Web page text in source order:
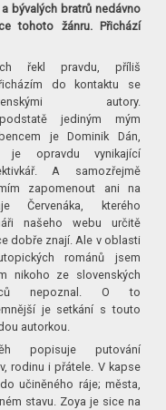
bývalých bratrů nedávno
tohoto žánru. Přichází
řekl pravdu, příliš
do kontaktu se
autory.
jediným mým
je Dominik Dán,
je opravdu vynikající
A samozřejmě
zapomenout ani na
Červenáka, kterého
našeho webu určitě
dobře znají. Ale v oblasti
románů jsem
nikoho ze slovenských
nepoznal. O to
je setkání s touto
autorkou.
popisuje putování
rodinu i přátele. V kapse
učiněného ráje; města,
stavu. Zoya je sice na